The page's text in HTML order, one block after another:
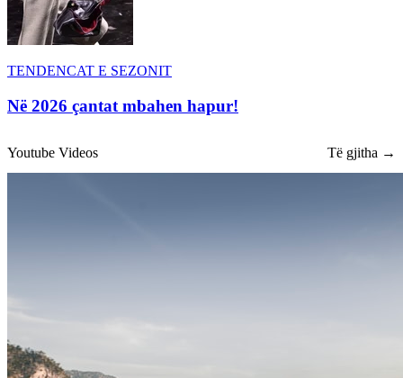
TENDENCAT E SEZONIT
Në 2026 çantat mbahen hapur!
Youtube Videos Të gjitha →